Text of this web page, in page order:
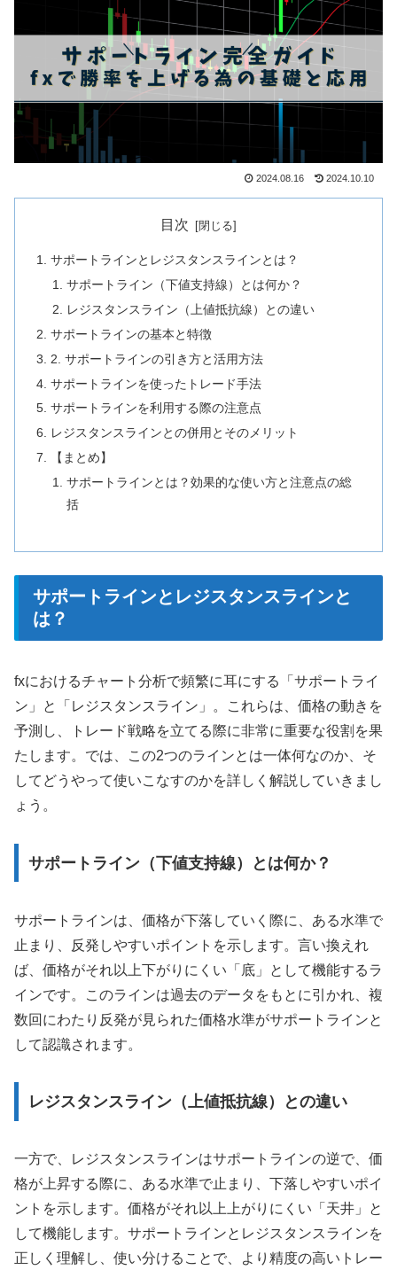
2024.08.16 2024.10.10
目次
サポートラインとレジスタンスラインとは？
サポートライン（下値支持線）とは何か？
レジスタンスライン（上値抵抗線）との違い
サポートラインの基本と特徴
2. サポートラインの引き方と活用方法
サポートラインを使ったトレード手法
サポートラインを利用する際の注意点
レジスタンスラインとの併用とそのメリット
【まとめ】
サポートラインとは？効果的な使い方と注意点の総
括
サポートラインとレジスタンスラインと
は？
fxにおけるチャート分析で頻繁に耳にする「サポートライ
ン」と「レジスタンスライン」。これらは、価格の動きを
予測し、トレード戦略を立てる際に非常に重要な役割を果
たします。では、この2つのラインとは一体何なのか、そ
してどうやって使いこなすのかを詳しく解説していきまし
ょう。
サポートライン（下値支持線）とは何か？
サポートラインは、価格が下落していく際に、ある水準で
止まり、反発しやすいポイントを示します。言い換えれ
ば、価格がそれ以上下がりにくい「底」として機能するラ
インです。このラインは過去のデータをもとに引かれ、複
数回にわたり反発が見られた価格水準がサポートラインと
して認識されます。
レジスタンスライン（上値抵抗線）との違い
一方で、レジスタンスラインはサポートラインの逆で、価
格が上昇する際に、ある水準で止まり、下落しやすいポイ
ントを示します。価格がそれ以上上がりにくい「天井」と
して機能します。サポートラインとレジスタンスラインを
正しく理解し、使い分けることで、より精度の高いトレー